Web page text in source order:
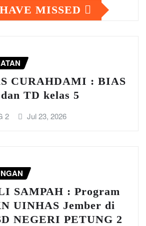
MISSED
CURAHDAMI : BIAS
TD kelas 5
2 Jul 23, 2026
SAMPAH : Program
UINHAS Jember di
NEGERI PETUNG 2